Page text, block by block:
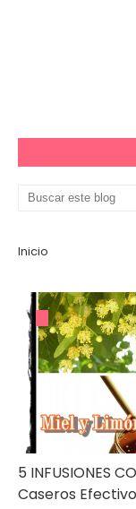
Inicio
5 INFUSIONES
Caseros